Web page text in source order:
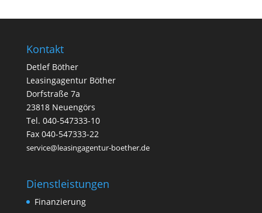
Kontakt
Detlef Böther
Leasingagentur Böther
Dorfstraße 7a
23818 Neuengörs
Tel. 040-547333-10
Fax 040-547333-22
service@leasingagentur-boether.de
Dienstleistungen
Finanzierung